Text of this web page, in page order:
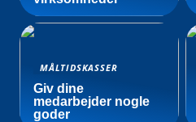
MÅLTIDSKASSER
Giv dine
medarbejder nogle
goder